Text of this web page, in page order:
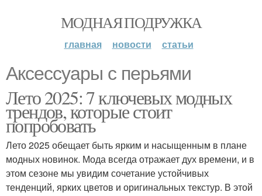
МОДНАЯ ПОДРУЖКА
главная новости статьи
Аксессуары с перьями
Лето 2025: 7 ключевых модных
трендов, которые стоит
попробовать
Лето 2025 обещает быть ярким и насыщенным в плане
модных новинок. Мода всегда отражает дух времени, и в
этом сезоне мы увидим сочетание устойчивых
тенденций, ярких цветов и оригинальных текстур. В этой